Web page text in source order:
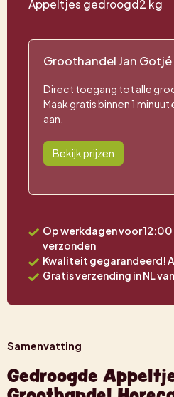
Appeltjes gedroogd2 kg
Groothandel Jan
Direct toegang tot alle
Maak gratis binnen 1
aan.
Bekijk prijzen
Op werkdagen voor
verzonden
Kwaliteit gegarandeerd!
Gratis verzending in NL
Samenvatting
Gedroogde